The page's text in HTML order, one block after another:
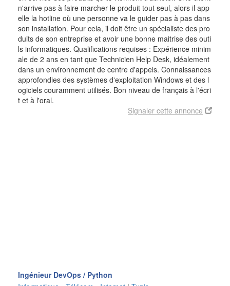
n'arrive pas à faire marcher le produit tout seul, alors il app
elle la hotline où une personne va le guider pas à pas dans
son installation. Pour cela, il doit être un spécialiste des pro
duits de son entreprise et avoir une bonne maitrise des outi
ls informatiques. Qualifications requises : Expérience minim
ale de 2 ans en tant que Technicien Help Desk, idéalement
dans un environnement de centre d'appels. Connaissances
approfondies des systèmes d'exploitation Windows et des l
ogiciels couramment utilisés. Bon niveau de français à l'écri
t et à l'oral.
Signaler cette annonce
Ingénieur DevOps / Python